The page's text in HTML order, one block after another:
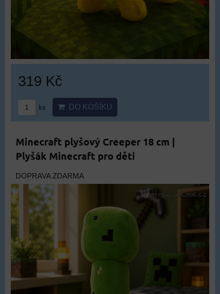
319 Kč
ks DO KOŠÍKU
Minecraft plyšový Creeper 18 cm |
Plyšák Minecraft pro děti
DOPRAVA ZDARMA